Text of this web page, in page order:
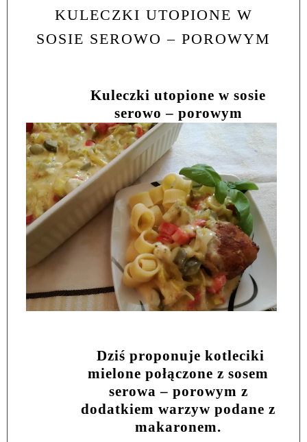
KULECZKI UTOPIONE W
SOSIE SEROWO – POROWYM
Kuleczki utopione w sosie
serowo – porowym
Dziś proponuje kotleciki
mielone połączone z sosem
serowa – porowym z
dodatkiem warzyw podane z
makaronem.